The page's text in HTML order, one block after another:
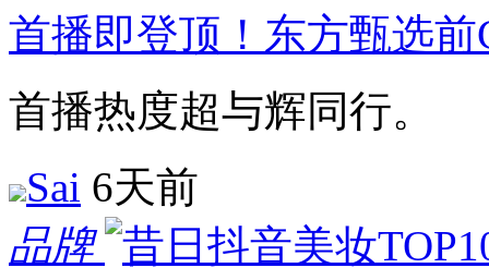
首播即登顶！东方甄选前
首播热度超与辉同行。
Sai 6天前
品牌